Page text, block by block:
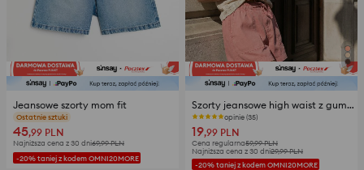
Jeansowe szorty mom fit
opinie (27)
45,99 PLN
Najniższa cena z 30 dni69,99PLN
-20% taniej z kodem OMNI20MORE
Szorty jeansowe high waist z gumką w pasie
opinie (35)
19,99 PLN
Cena regularna59,99PLN
Najniższa cena z 30 dni29,99PLN
-20% taniej z kodem OMNI20MORE